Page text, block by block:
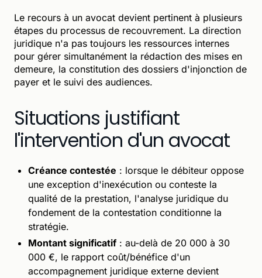
Le recours à un avocat devient pertinent à plusieurs
étapes du processus de recouvrement. La direction
juridique n'a pas toujours les ressources internes
pour gérer simultanément la rédaction des mises en
demeure, la constitution des dossiers d'injonction de
payer et le suivi des audiences.
Situations justifiant
l'intervention d'un avocat
Créance contestée : lorsque le débiteur oppose
une exception d'inexécution ou conteste la
qualité de la prestation, l'analyse juridique du
fondement de la contestation conditionne la
stratégie.
Montant significatif: au-delà de 20 000 à 30
000 €, le rapport coût/bénéfice d'un
accompagnement juridique externe devient